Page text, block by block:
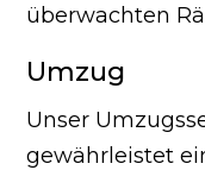
überwachten
Umzug
Unser
gewährleistet